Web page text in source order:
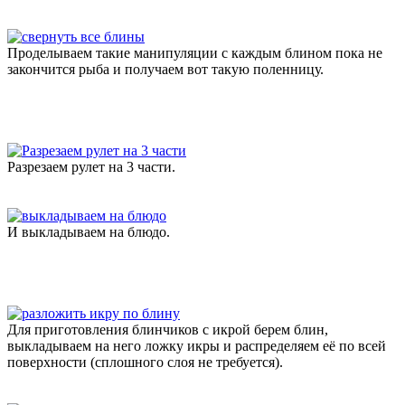
Проделываем такие манипуляции с каждым блином пока не
закончится рыба и получаем вот такую поленницу.
Разрезаем рулет на 3 части.
И выкладываем на блюдо.
Для приготовления блинчиков с икрой берем блин,
выкладываем на него ложку икры и распределяем её по всей
поверхности (сплошного слоя не требуется).